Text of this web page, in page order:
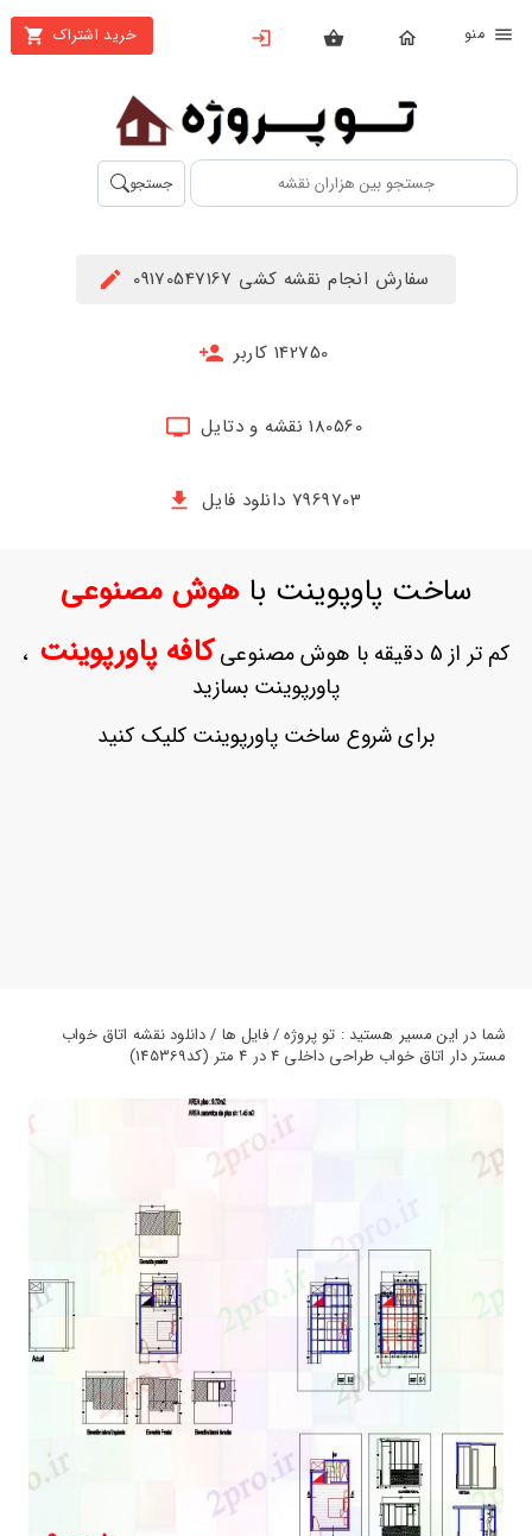
خرید اشتراک
بستن
محصولات
تهیه
اشتراک
حساب
ثبت
بازیابی
جستجو
سفارش انجام نقشه کشی 09170547167
142750 کاربر
180560 نقشه و دتایل
7969703 دانلود فایل
ساخت پاوپوینت باهوش مصنوعی
کم تر از 5 دقیقه با هوش مصنوعی کافه پاورپوینت ،
پاورپوینت بسازید
برای شروع ساخت پاورپوینت کلیک کنید
شما در این مسیر هستید : تو پروژه / فایل ها / دانلود نقشه اتاق خواب
مستر دار اتاق خواب طراحی داخلی 4 در 4 متر (کد145369)